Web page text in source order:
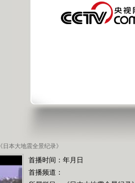
《日本大地震全景纪录》
首播时间：年月日
首播频道：